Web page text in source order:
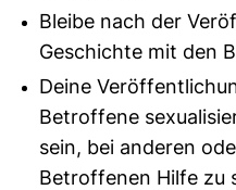
Bleibe nach der
Geschichte mit den
Deine
Betroffene
sein, bei anderen
Betroffenen Hilfe zu